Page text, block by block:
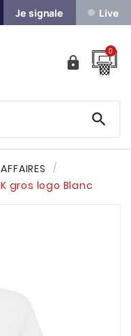
Je signale Live

0

gros logo Blanc